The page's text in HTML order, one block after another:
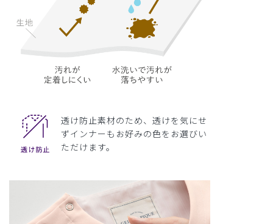
透け防止素材のため、透けを気にせ
ずインナーもお好みの色をお選びい
ただけます。